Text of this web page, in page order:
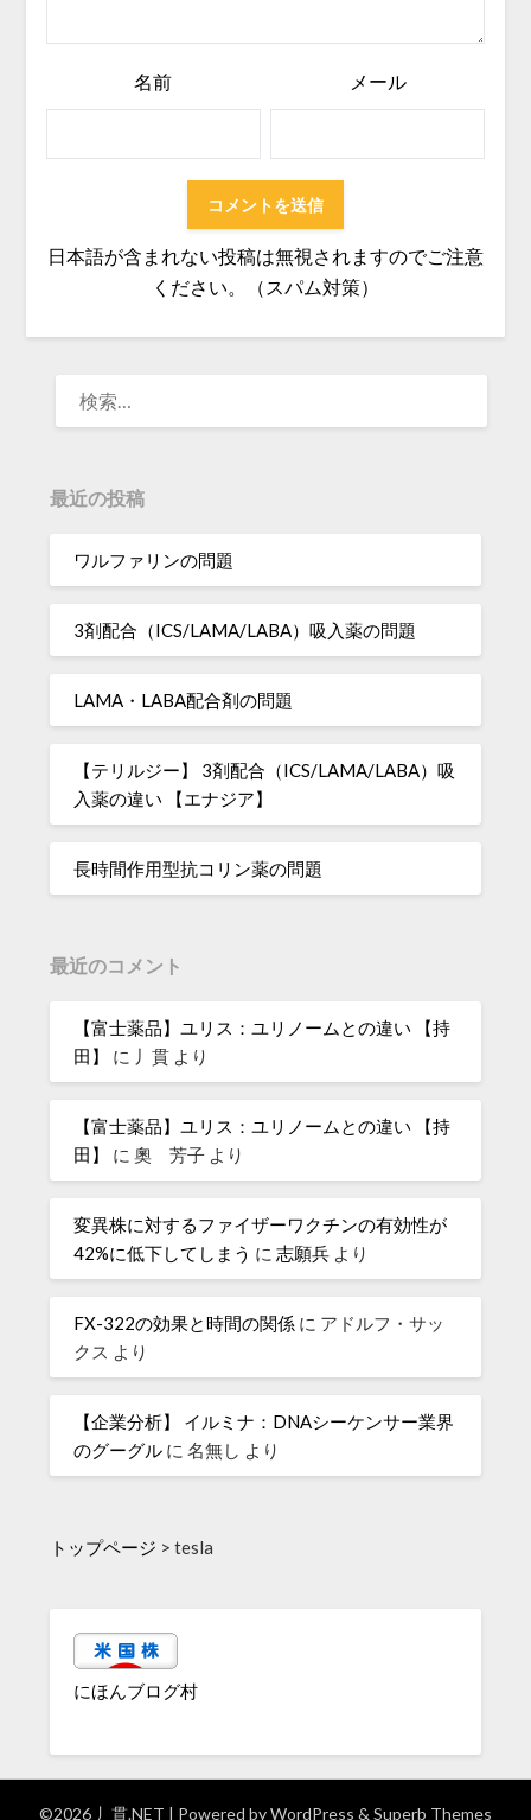
名前 メール
日本語が含まれない投稿は無視されますのでご注意
ください。（スパム対策）
最近の投稿
ワルファリンの問題
3剤配合（ICS/LAMA/LABA）吸入薬の問題
LAMA・LABA配合剤の問題
【テリルジー】 3剤配合（ICS/LAMA/LABA）吸
入薬の違い 【エナジア】
長時間作用型抗コリン薬の問題
最近のコメント
【富士薬品】ユリス：ユリノームとの違い 【持
田】
に 丿貫 より
【富士薬品】ユリス：ユリノームとの違い 【持
田】
に奧 芳子 より
変異株に対するファイザーワクチンの有効性が
42%に低下してしまう に志願兵 より
FX-322の効果と時間の関係 に アドルフ・サッ
クス より
【企業分析】 イルミナ：DNAシーケンサー業界
のグーグル に名無し より
トップページ >tesla
にほんブログ村
©2026 丿貫.NET | Powered byWordPress & Superb Themes